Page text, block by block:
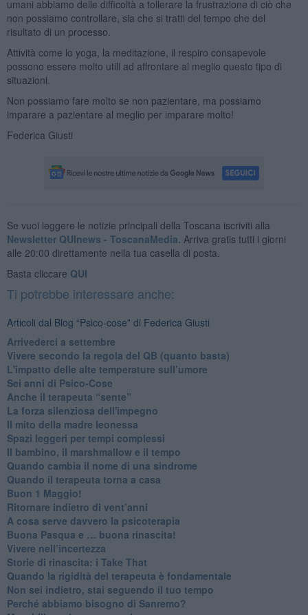
umani abbiamo delle difficoltà a tollerare la frustrazione di ciò che
non possiamo controllare, sia che si tratti del tempo che del
risultato di un processo.
Attività come lo yoga, la meditazione, il respiro consapevole
possono essere molto utili ad affrontare al meglio questo tipo di
situazioni.
Non possiamo fare molto se non pazientare, ma possiamo
imparare a pazientare al meglio per imparare molto!
Federica Giusti
Se vuoi leggere le notizie principali della Toscana iscriviti alla
Newsletter QUInews - ToscanaMedia. Arriva gratis tutti i giorni
alle 20:00 direttamente nella tua casella di posta.
Basta cliccare QUI
Ti potrebbe interessare anche:
Articoli dal Blog “Psico-cose” di Federica Giusti
​Arrivederci a settembre
​Vivere secondo la regola del QB (quanto basta)
​L'impatto delle alte temperature sull’umore
Sei anni di Psico-Cose
​Anche il terapeuta “sente”
​La forza silenziosa dell'impegno
​Il mito della madre leonessa
Spazi leggeri per tempi complessi
Il bambino, il marshmallow e il tempo
​Quando cambia il nome di una sindrome
​Quando il terapeuta torna a casa
​Buon 1 Maggio!
Ritornare indietro di vent’anni
​A cosa serve davvero la psicoterapia
​Buona Pasqua e … buona rinascita!
​Vivere nell’incertezza
​Storie di rinascita: i Take That
​Quando la rigidità del terapeuta è fondamentale
​Non sei indietro, stai seguendo il tuo tempo
​Perché abbiamo bisogno di Sanremo?